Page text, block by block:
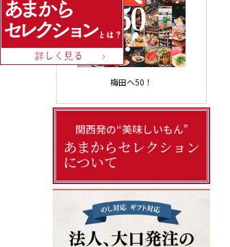
梅田へ50！
関西発の“美味しいもん”
あまからセレクション
について